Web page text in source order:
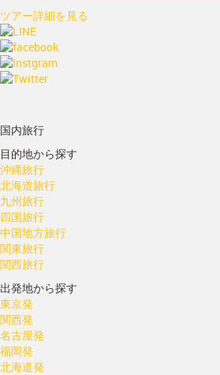
ツアー詳細を見る
国内旅行
目的地から探す
沖縄旅行
北海道旅行
九州旅行
四国旅行
中国地方旅行
関東旅行
関西旅行
出発地から探す
東京発
関西発
名古屋発
福岡発
北海道発